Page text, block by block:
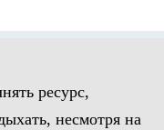
работе мозга, на
ресурс,
несмотря на